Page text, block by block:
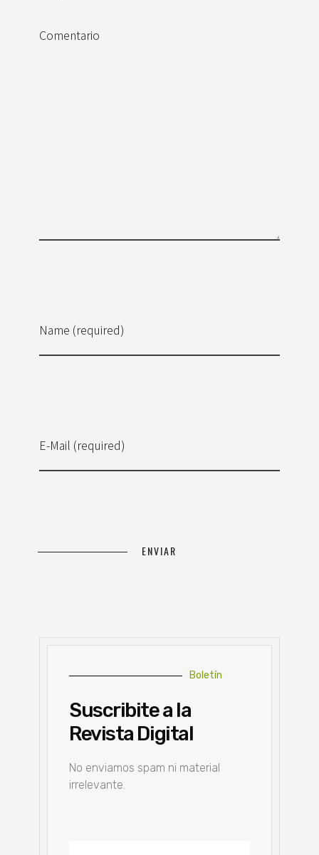
Name (required)
E-Mail (required)
Comentario
Boletín
Suscribite a la
Revista Digital
No enviamos spam ni material
irrelevante.